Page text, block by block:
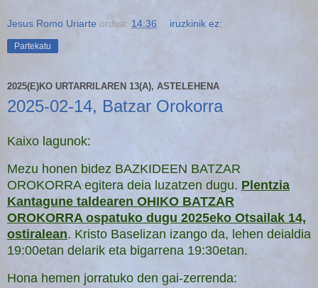
Jesus Romo Uriarte ordua: 14:36 iruzkinik ez:
Partekatu
2025(E)KO URTARRILAREN 13(A), ASTELEHENA
2025-02-14, Batzar Orokorra
Kaixo lagunok:
Mezu honen bidez BAZKIDEEN BATZAR
OROKORRA egitera deia luzatzen dugu. Plentzia
Kantagune taldearen OHIKO BATZAR
OROKORRA ospatuko dugu 2025eko Otsailak 14,
ostiralean. Kristo Baselizan izango da, lehen deialdia
19:00etan delarik eta bigarrena 19:30etan.
Hona hemen jorratuko den gai-zerrenda: